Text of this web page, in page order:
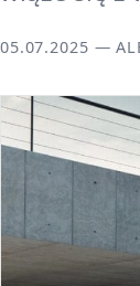
05.07.2025 —